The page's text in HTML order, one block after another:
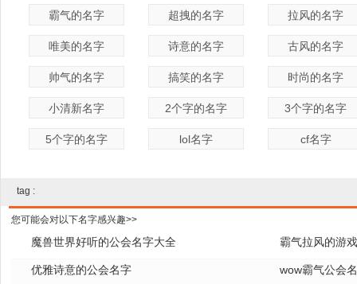
霸气的名字 超拽的名字 拉风的名字
唯美的名字 诗意的名字 古风的名字
帅气的名字 搞笑的名字 时尚的名字
小清新名字 2个字的名字 3个字的名字
5个字的名字 lol名字 cf名字
tag :
您可能会对以下名字感兴趣>>
魔兽世界好听的公会名字大全 霸气拉风的游
优雅诗意的公会名字 wow霸气公会